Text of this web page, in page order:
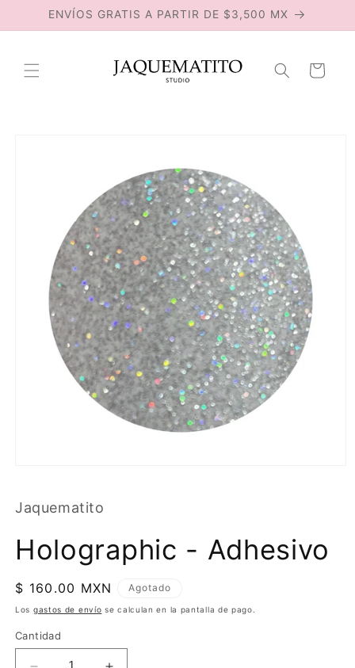
directamente
al contenido
ENVÍOS GRATIS A PARTIR DE $3,500 MX
Carrito
Jaquematito
Holographic - Adhesivo
Precio
habitual
$ 160.00 MXN Agotado
Los gastos de envío se calculan en la pantalla de pago.
Cantidad